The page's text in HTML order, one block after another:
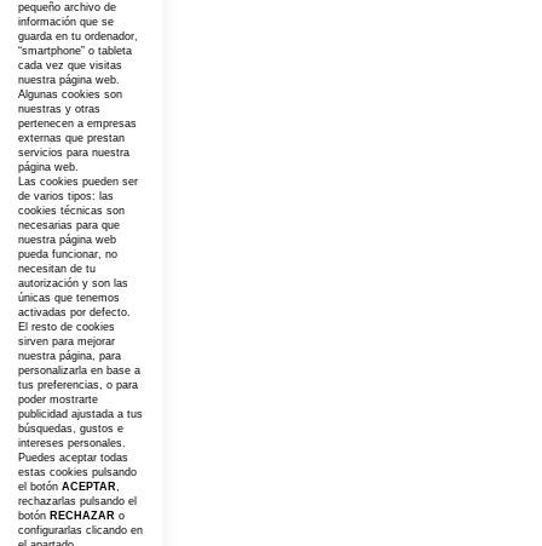
pequeño archivo de
información que se
guarda en tu ordenador,
“smartphone” o tableta
cada vez que visitas
nuestra página web.
Algunas cookies son
nuestras y otras
pertenecen a empresas
externas que prestan
servicios para nuestra
página web.
Las cookies pueden ser
de varios tipos: las
cookies técnicas son
necesarias para que
nuestra página web
pueda funcionar, no
necesitan de tu
autorización y son las
únicas que tenemos
activadas por defecto.
El resto de cookies
sirven para mejorar
nuestra página, para
personalizarla en base a
tus preferencias, o para
poder mostrarte
publicidad ajustada a tus
búsquedas, gustos e
intereses personales.
Puedes aceptar todas
estas cookies pulsando
el botón ACEPTAR,
rechazarlas pulsando el
botón RECHAZAR o
configurarlas clicando en